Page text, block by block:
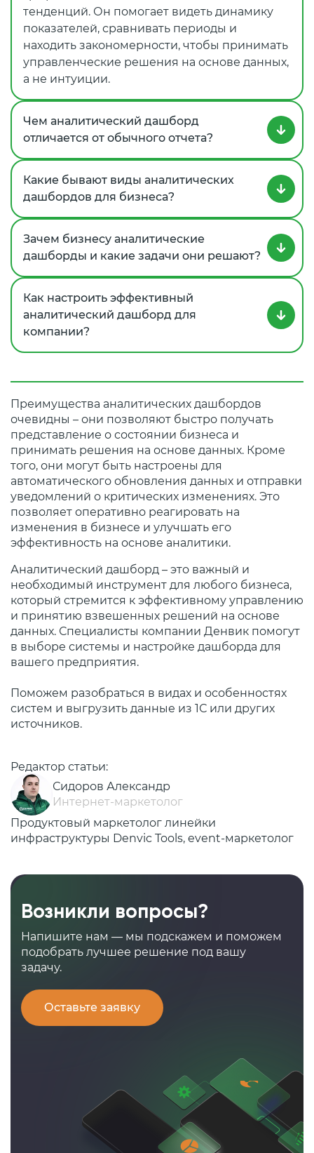
тенденций. Он помогает видеть динамику
показателей, сравнивать периоды и
находить закономерности, чтобы принимать
управленческие решения на основе данных,
а не интуиции.
Чем аналитический дашборд
отличается от обычного отчета?
Какие бывают виды аналитических
дашбордов для бизнеса?
Зачем бизнесу аналитические
дашборды и какие задачи они решают?
Как настроить эффективный
аналитический дашборд для
компании?
Преимущества аналитических дашбордов
очевидны – они позволяют быстро получать
представление о состоянии бизнеса и
принимать решения на основе данных. Кроме
того, они могут быть настроены для
автоматического обновления данных и отправки
уведомлений о критических изменениях. Это
позволяет оперативно реагировать на
изменения в бизнесе и улучшать его
эффективность на основе аналитики.
Аналитический дашборд – это важный и
необходимый инструмент для любого бизнеса,
который стремится к эффективному управлению
и принятию взвешенных решений на основе
данных. Специалисты компании Денвик помогут
в выборе системы и настройке дашборда для
вашего предприятия.
Поможем разобраться в видах и особенностях
систем и выгрузить данные из 1С или других
источников.
Редактор статьи:
Сидоров Александр
Интернет-маркетолог
Продуктовый маркетолог линейки
инфраструктуры Denvic Tools, event-маркетолог
Возникли вопросы?
Напишите нам — мы подскажем и поможем
подобрать лучшее решение под вашу
задачу.
Оставьте заявку